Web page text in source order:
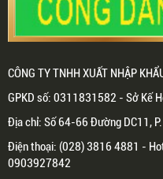
CÔNG TY TNHH XUẤT NHẬP
GPKD số: 0311831582 - Sở Kế
Địa chỉ: Số 64-66 Đường DC11, P.
Điện thoại: (028) 3816 4881 -
0903927842